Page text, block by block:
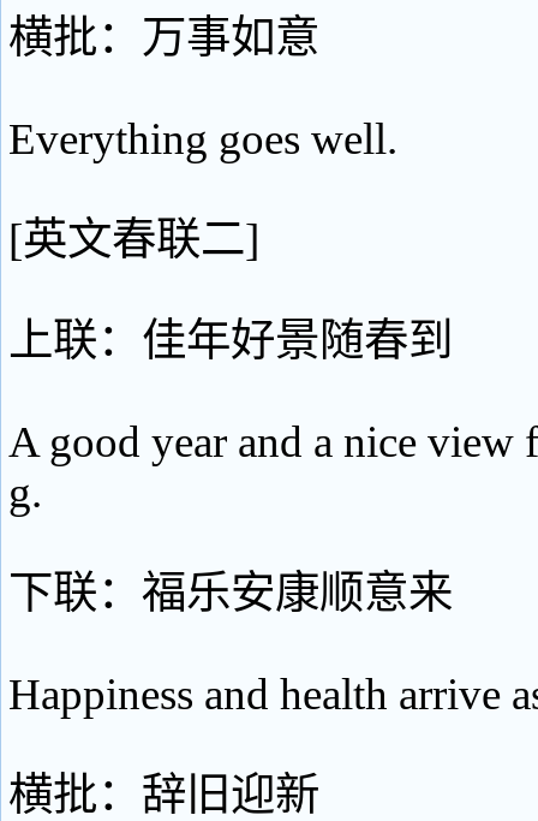
横批：万事如意
Everything goes well.
[英文春联二]
上联：佳年好景随春到
A good year and a nice
g.
下联：福乐安康顺意来
Happiness and health arrive
横批：辞旧迎新